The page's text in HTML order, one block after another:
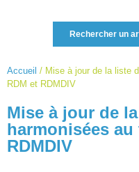
Accueil / Mise à jour de la liste
RDM et RDMDIV
Mise à jour de
harmonisées au
RDMDIV
Rechercher un